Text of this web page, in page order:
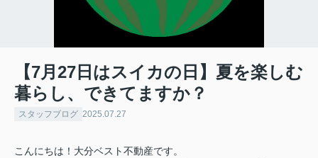
【7月27日はスイカの日】夏を楽しむ
暮らし、できてますか？
スタッフブログ 2025.07.27
こんにちは！大分ベスト不動産です。